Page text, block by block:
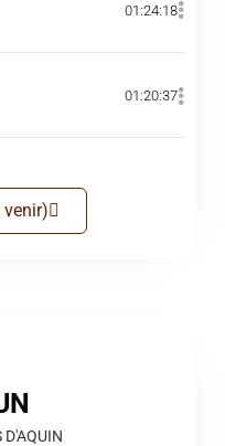
01:24:18
01:20:37
venir)